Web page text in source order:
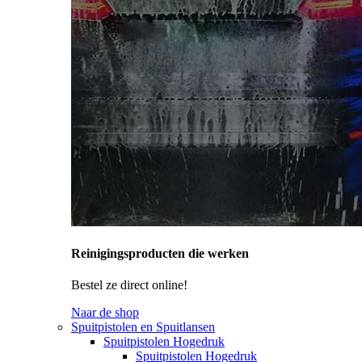
Reinigingsproducten die werken
Bestel ze direct online!
Naar de shop
Spuitpistolen en Spuitlansen
Spuitpistolen Hogedruk
Spuitpistolen Hogedruk